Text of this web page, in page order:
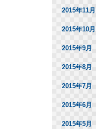
2015年11月
2015年10月
2015年9月
2015年8月
2015年7月
2015年6月
2015年5月